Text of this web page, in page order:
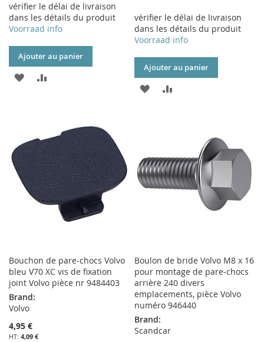
vérifier le délai de livraison
dans les détails du produit
Voorraad info
Ajouter au panier
AJOUTER
LISTE
vérifier le délai de livraison
dans les détails du produit
Voorraad info
Ajouter au panier
AJOUTER
D’ENVIE
Bouchon de pare-chocs Volvo
bleu V70 XC vis de fixation
joint Volvo pièce nr 9484403
Brand:
Volvo
4,95 €
4,09 €
Boulon de bride Volvo M8 x 16
pour montage de pare-chocs
arrière 240 divers
emplacements, pièce Volvo
numéro 946440
Brand:
Scandcar